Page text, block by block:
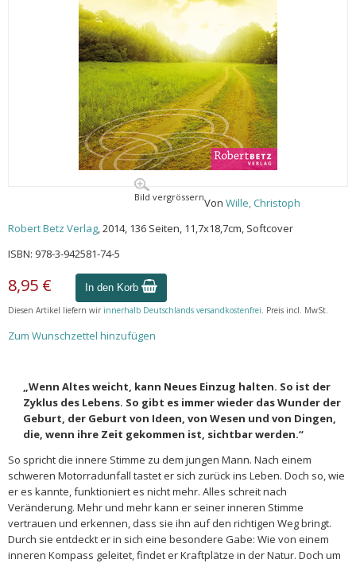
Bild vergrössernVon Wille, Christoph
Robert Betz Verlag, 2014, 136 Seiten, 11,7x18,7cm, Softcover
ISBN: 978-3-942581-74-5
8,95 € In den Korb
Diesen Artikel liefern wir innerhalb Deutschlands versandkostenfrei. Preis incl. MwSt.
Zum Wunschzettel hinzufügen
„Wenn Altes weicht, kann Neues Einzug halten. So ist der
Zyklus des Lebens. So gibt es immer wieder das Wunder der
Geburt, der Geburt von Ideen, von Wesen und von Dingen,
die, wenn ihre Zeit gekommen ist, sichtbar werden.“
So spricht die innere Stimme zu dem jungen Mann. Nach einem
schweren Motorradunfall tastet er sich zurück ins Leben. Doch so, wie
er es kannte, funktioniert es nicht mehr. Alles schreit nach
Veränderung. Mehr und mehr kann er seiner inneren Stimme
vertrauen und erkennen, dass sie ihn auf den richtigen Weg bringt.
Durch sie entdeckt er in sich eine besondere Gabe: Wie von einem
inneren Kompass geleitet, findet er Kraftplätze in der Natur. Doch um